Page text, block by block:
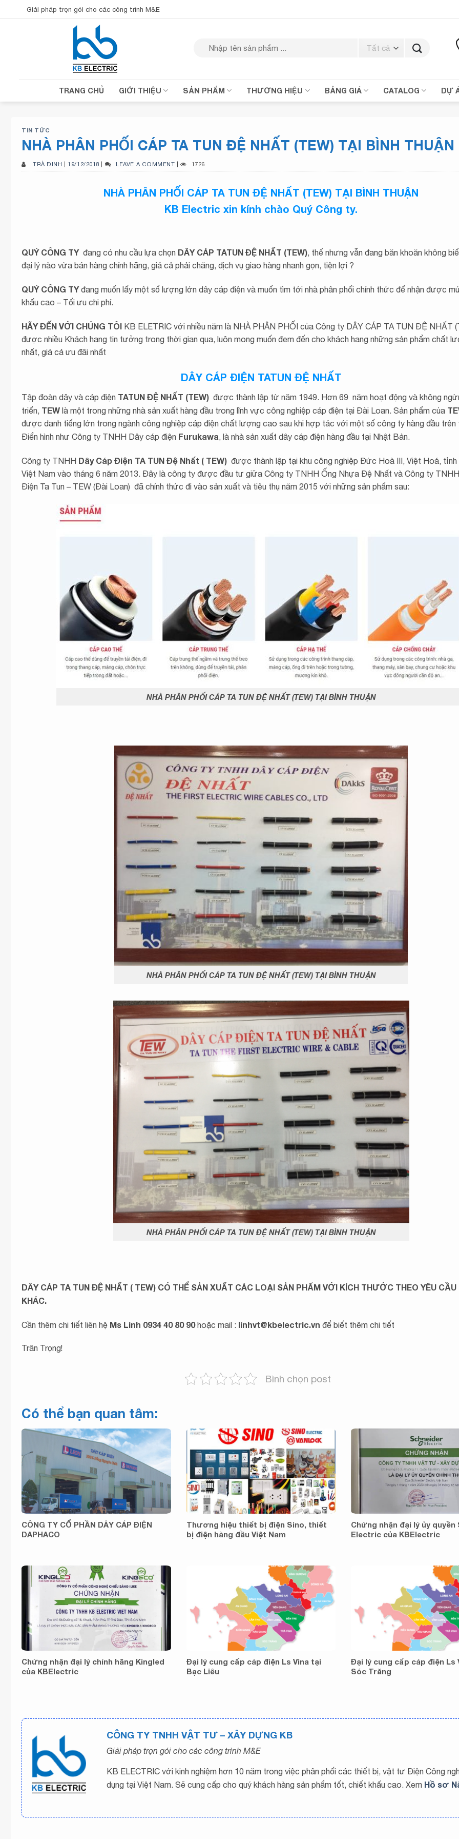
qua
Giải pháp trọn gói cho các công trình M&E
TRANG CHỦ GIỚI THIỆU SẢN PHẨM THƯƠNG HIỆU BẢNG GIÁ CATALOG DỰ
TIN TỨC
NHÀ PHÂN PHỐI CÁP TA TUN ĐỆ NHẤT (TEW) TẠI BÌNH THUẬN
TRÀ ĐINH 19/12/2018 LEAVE A COMMENT | 1726
NHÀ PHÂN PHỐI CÁP TA TUN ĐỆ NHẤT (TEW) TẠI BÌNH THUẬN
KB Electric xin kính chào Quý Công ty.
QUÝ CÔNG TYđang có nhu cầu lựa chọn DÂY CÁP TATUN ĐỆ NHẤT (TEW), thế nhưng vẫn đang băn khoăn không
đại lý nào vừa bán hàng chính hãng, giá cả phải chăng, dịch vụ giao hàng nhanh gọn, tiện lợi ?
QUÝ CÔNG TYđang muốn lấy một số lượng lớn dây cáp điện và muốn tìm tới nhà phân phối chính thức để nhận được
khấu cao – Tối ưu chi phí.
HÃY ĐẾN VỚI CHÚNG TÔI KB ELETRIC với nhiều năm là NHÀ PHÂN PHỐI của Công ty DÂY CÁP TA TUN ĐỆ NHẤT
được nhiều Khách hang tin tưởng trong thời gian qua, luôn mong muốn đem đến cho khách hang những sản phẩm chất
nhất, giá cả ưu đãi nhất
DÂY CÁP ĐIỆN TATUN ĐỆ NHẤT
Tập đoàn dây và cáp điện TATUN ĐỆ NHẤT (TEW) được thành lập từ năm 1949. Hơn 69 năm hoạt động và không
triển, TEW là một trong những nhà sản xuất hàng đầu trong lĩnh vực công nghiệp cáp điện tại Đài Loan. Sản phẩm của
được danh tiếng lớn trong ngành công nghiệp cáp điện chất lượng cao sau khi hợp tác với một số công ty hàng đầu trên
Điển hình như Công ty TNHH Dây cáp điện Furukawa, là nhà sản xuất dây cáp điện hàng đầu tại Nhật Bản.
Công ty TNHH Dây Cáp Điện TA TUN Đệ Nhất ( TEW) được thành lập tại khu công nghiệp Đức Hoà III, Việt Hoá, tỉnh
Việt Nam vào tháng 6 năm 2013. Đây là công ty được đầu tư giữa Công ty TNHH Ống Nhựa Đệ Nhất và Công ty
Điện Ta Tun – TEW (Đài Loan) đã chính thức đi vào sản xuất và tiêu thụ năm 2015 với những sản phẩm sau:
NHÀ PHÂN PHỐI CÁP TA TUN ĐỆ NHẤT (TEW) TẠI BÌNH THUẬN
NHÀ PHÂN PHỐI CÁP TA TUN ĐỆ NHẤT (TEW) TẠI BÌNH THUẬN
NHÀ PHÂN PHỐI CÁP TA TUN ĐỆ NHẤT (TEW) TẠI BÌNH THUẬN
DÂY CÁP TA TUN ĐỆ NHẤT ( TEW) CÓ THỂ SẢN XUẤT CÁC LOẠI SẢN PHẨM VỚI KÍCH THƯỚC THEO YÊU CẦU
KHÁC.
Cần thêm chi tiết liên hệ Ms Linh 0934 40 80 90hoặc mail : linhvt@kbelectric.vn để biết thêm chi tiết
Trân Trọng!
Bình chọn post
Có thể bạn quan tâm:
CÔNG TY CỔ PHẦN DÂY CÁP ĐIỆN
DAPHACO
Thương hiệu thiết bị điện Sino, thiết
bị điện hàng đầu Việt Nam
Chứng nhận đại lý ủy quyền
Electric của KBElectric
Chứng nhận đại lý chính hãng Kingled
của KBElectric
Đại lý cung cấp cáp điện Ls Vina tại
Bạc Liêu
Đại lý cung cấp cáp điện Ls
Sóc Trăng
CÔNG TY TNHH VẬT TƯ – XÂY DỰNG KB
Giải pháp trọn gói cho các công trình M&E
KB ELECTRIC với kinh nghiệm hơn 10 năm trong việc phân phối các thiết bị, vật tư Điện Công
dụng tại Việt Nam. Sẽ cung cấp cho quý khách hàng sản phẩm tốt, chiết khấu cao. Xem Hồ sơ